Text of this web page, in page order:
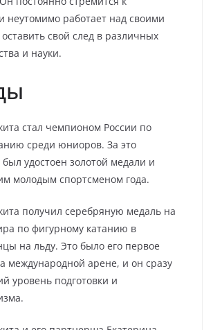
неутомимо работает над своими
свой след в различных
и науки.
стал чемпионом России по
среди юниоров. За это
удостоен золотой медали и
молодым спортсменом года.
получил серебряную медаль на
по фигурному катанию в
на льду. Это было его первое
международной арене, и он сразу
уровень подготовки и